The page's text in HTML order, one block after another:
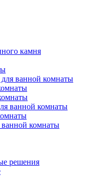
камня
ванной комнаты
ванной комнаты
комнаты
решения